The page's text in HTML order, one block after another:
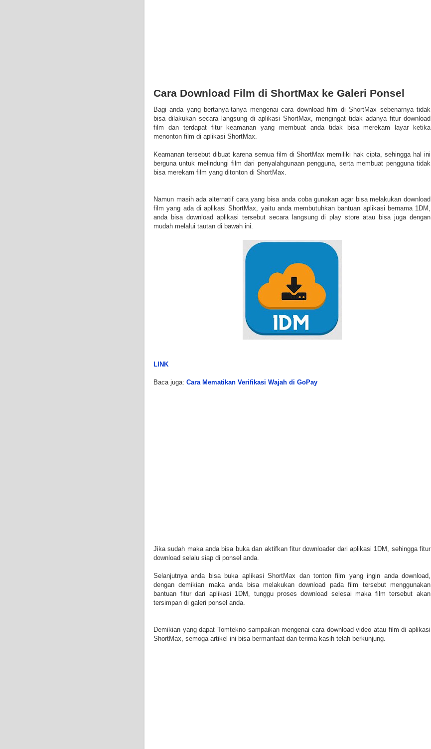
Cara Download Film di ShortMax ke Galeri Ponsel
Bagi anda yang bertanya-tanya mengenai cara download film di ShortMax sebenarnya tidak
bisa dilakukan secara langsung di aplikasi ShortMax, mengingat tidak adanya fitur download
film dan terdapat fitur keamanan yang membuat anda tidak bisa merekam layar ketika
menonton film di aplikasi ShortMax.
Keamanan tersebut dibuat karena semua film di ShortMax memiliki hak cipta, sehingga hal ini
berguna untuk melindungi film dari penyalahgunaan pengguna, serta membuat pengguna tidak
bisa merekam film yang ditonton di ShortMax.
Namun masih ada alternatif cara yang bisa anda coba gunakan agar bisa melakukan download
film yang ada di aplikasi ShortMax, yaitu anda membutuhkan bantuan aplikasi bernama 1DM,
anda bisa download aplikasi tersebut secara langsung di play store atau bisa juga dengan
mudah melalui tautan di bawah ini.
LINK
Baca juga: Cara Mematikan Verifikasi Wajah di GoPay
Jika sudah maka anda bisa buka dan aktifkan fitur downloader dari aplikasi 1DM, sehingga fitur
download selalu siap di ponsel anda.
Selanjutnya anda bisa buka aplikasi ShortMax dan tonton film yang ingin anda download,
dengan demikian maka anda bisa melakukan download pada film tersebut menggunakan
bantuan fitur dari aplikasi 1DM, tunggu proses download selesai maka film tersebut akan
tersimpan di galeri ponsel anda.
Demikian yang dapat Tomtekno sampaikan mengenai cara download video atau film di aplikasi
ShortMax, semoga artikel ini bisa bermanfaat dan terima kasih telah berkunjung.